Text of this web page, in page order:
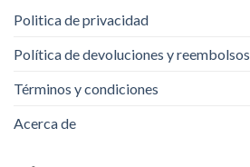
Politica de privacidad
Política de devoluciones y reembolsos
Términos y condiciones
Acerca de